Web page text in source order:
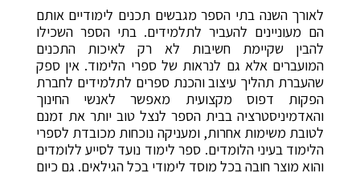
לאורך השנה בתי הספר מגבשים תכנים לימודיים אותם
הם מעוניינים להעביר לתלמידים. בתי הספר השכילו
להבין שקיימת חשיבות לא רק לאיכות התכנים
המועברים אלא גם לנראות של ספרי הלימוד. אין ספק
שהעברת תהליך עיצוב והכנת ספרים לתלמידים לחברת
הפקות דפוס מקצועית מאפשר לאנשי החינוך
והאדמיניסטרציה בבית הספר לנצל טוב יותר את זמנם
לטובת משימות אחרות, ומעניקה נוכחות מכובדת לספרי
הלימוד בעיני הלומדים. ספר לימוד נועד לסייע ללומדים
והוא מוצר חובה בכל מוסד לימודי בכל הגילאים. גם כיום